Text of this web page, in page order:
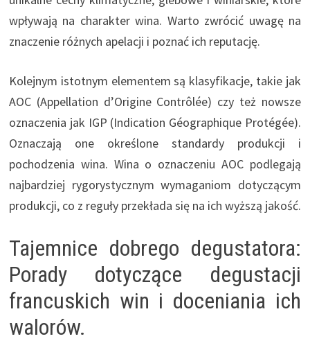
wpływają na charakter wina. Warto zwrócić uwagę na
znaczenie różnych apelacji i poznać ich reputację.
Kolejnym istotnym elementem są klasyfikacje, takie jak
AOC (Appellation d’Origine Contrôlée) czy też nowsze
oznaczenia jak IGP (Indication Géographique Protégée).
Oznaczają one określone standardy produkcji i
pochodzenia wina. Wina o oznaczeniu AOC podlegają
najbardziej rygorystycznym wymaganiom dotyczącym
produkcji, co z reguły przekłada się na ich wyższą jakość.
Tajemnice dobrego degustatora:
Porady dotyczące degustacji
francuskich win i doceniania ich
walorów.